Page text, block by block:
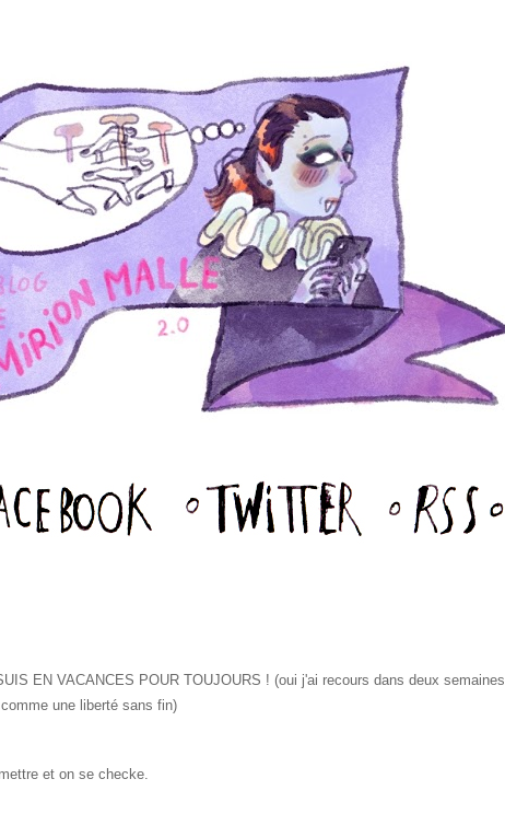
EN VACANCES POUR TOUJOURS ! (oui j'ai recours dans deux semaines
une liberté sans fin)
et on se checke.